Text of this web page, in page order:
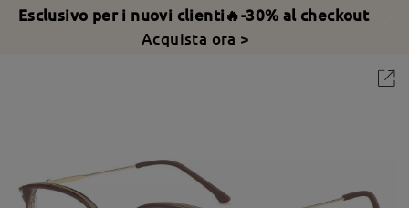
Esclusivo per i nuovi clienti🔥-30% al checkout
Acquista ora >